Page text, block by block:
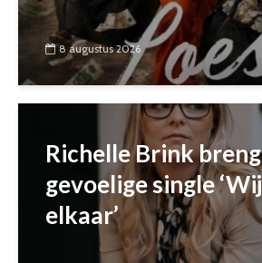
8 augustus 2026
Richelle Brink
gevoelige single
elkaar’